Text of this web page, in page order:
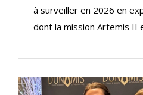
à surveiller en 2026 en
dont la mission Artemis II